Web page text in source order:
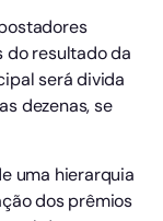
do resultado da
será divida
dezenas, se
uma hierarquia
dos prêmios